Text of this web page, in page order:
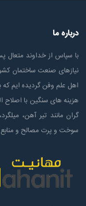
درباره ما
با سپاس از خداوند
نیازهای صنعت ساختمان
اهل علم وفن گردیده ایم
هزینه های سنگین با
گران مانند تیر آهن،
سوخت و پرت مصالح و منابع